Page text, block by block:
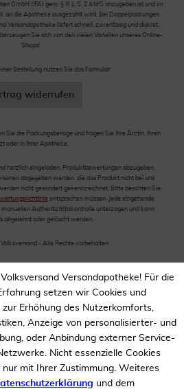
GmbH (IFA) gem. § III 1, S. 2 AMG anzugeben ist und im
an die Apotheke ausgezahlt wird. Bei Doppelpackungen
Versandapotheke liefert schnell, zuverlässig und diskret.
Sie sich von den vielen Vorteilen unseres Online-
Shops!
Bestellung nutzen Sie das Formular:
widerrufen
Sie die Packungsbeilage und fragen Sie Ihre Ärztin, Ihren
oder in Ihrer Apotheke.
herzlich eingeladen, Produktbewertungen abzugeben.
abgegeben werden, die das Produkt nicht bei uns
nicht gesondert gekennzeichnet. Bitte beachten Sie,
entsprechen müssen. Jede eingehende
Authentizitätskontrolle unterzogen und kann
abgelehnt oder gelöscht werden.
- Alle Rechte vorbehalten
Versandapotheke! Für die
setzen wir Cookies und
Erhöhung des Nutzerkomforts,
Anzeige von personalisierter- und
oder Anbindung externer Service-
Nicht essenzielle Cookies
mit Ihrer Zustimmung. Weiteres
und dem